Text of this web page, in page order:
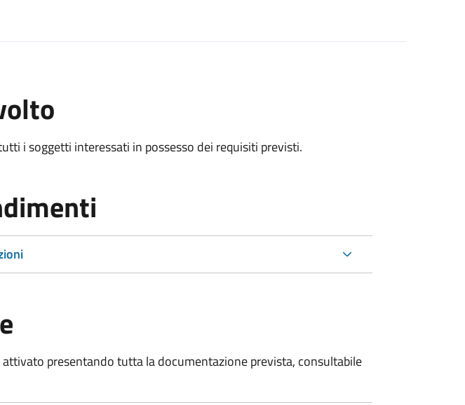
i soggetti interessati in possesso dei requisiti previsti.
attivato presentando tutta la documentazione prevista, consultabile